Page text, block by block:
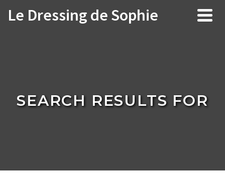
Le Dressing de Sophie
SEARCH RESULTS FOR